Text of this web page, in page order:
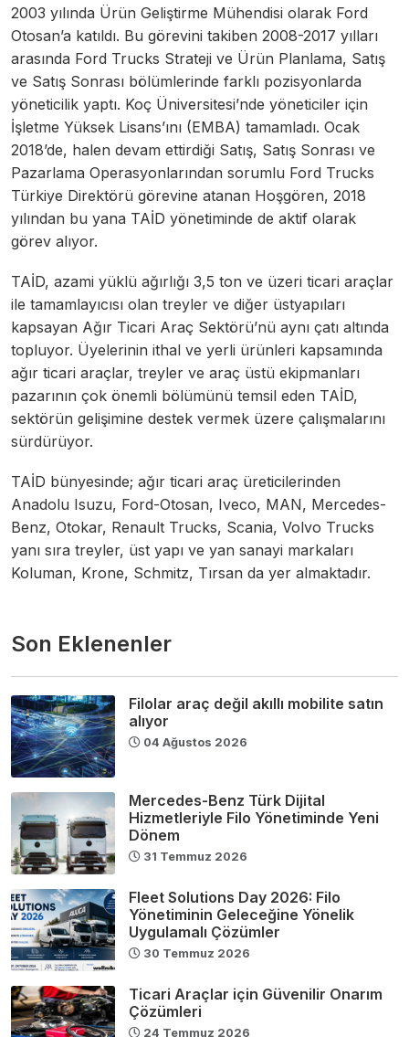
2003 yılında Ürün Geliştirme Mühendisi olarak Ford
Otosan’a katıldı. Bu görevini takiben 2008-2017 yılları
arasında Ford Trucks Strateji ve Ürün Planlama, Satış
ve Satış Sonrası bölümlerinde farklı pozisyonlarda
yöneticilik yaptı. Koç Üniversitesi’nde yöneticiler için
İşletme Yüksek Lisans’ını (EMBA) tamamladı. Ocak
2018’de, halen devam ettirdiği Satış, Satış Sonrası ve
Pazarlama Operasyonlarından sorumlu Ford Trucks
Türkiye Direktörü görevine atanan Hoşgören, 2018
yılından bu yana TAİD yönetiminde de aktif olarak
görev alıyor.
TAİD, azami yüklü ağırlığı 3,5 ton ve üzeri ticari araçlar
ile tamamlayıcısı olan treyler ve diğer üstyapıları
kapsayan Ağır Ticari Araç Sektörü’nü aynı çatı altında
topluyor. Üyelerinin ithal ve yerli ürünleri kapsamında
ağır ticari araçlar, treyler ve araç üstü ekipmanları
pazarının çok önemli bölümünü temsil eden TAİD,
sektörün gelişimine destek vermek üzere çalışmalarını
sürdürüyor.
TAİD bünyesinde; ağır ticari araç üreticilerinden
Anadolu Isuzu, Ford-Otosan, Iveco, MAN, Mercedes-
Benz, Otokar, Renault Trucks, Scania, Volvo Trucks
yanı sıra treyler, üst yapı ve yan sanayi markaları
Koluman, Krone, Schmitz, Tırsan da yer almaktadır.
Son Eklenenler
Filolar araç değil akıllı mobilite satın
alıyor
04 Ağustos 2026
Mercedes-Benz Türk Dijital
Hizmetleriyle Filo Yönetiminde Yeni
Dönem
31 Temmuz 2026
Fleet Solutions Day 2026: Filo
Yönetiminin Geleceğine Yönelik
Uygulamalı Çözümler
30 Temmuz 2026
Ticari Araçlar için Güvenilir Onarım
Çözümleri
24 Temmuz 2026